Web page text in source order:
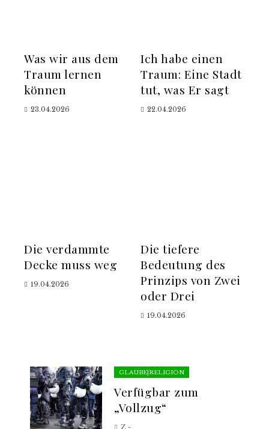
Was wir aus dem
Traum lernen
können
23.04.2026
Ich habe einen
Traum: Eine Stadt
tut, was Er sagt
22.04.2026
Die verdammte
Decke muss weg
19.04.2026
Die tiefere
Bedeutung des
Prinzips von Zwei
oder Drei
19.04.2026
GLAUBE|RELIGION
Verfügbar zum
„Vollzug“
Z -